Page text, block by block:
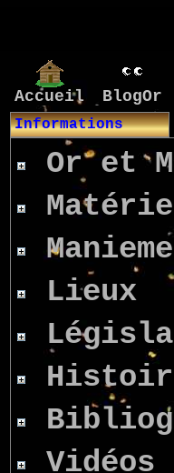
Accueil BlogOr
Informations
Or et
Lieux
Vidéos